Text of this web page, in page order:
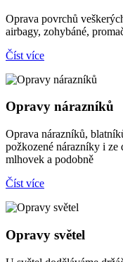
Oprava povrchů
airbagy, zohybáné,
Číst více
Opravy nárazníků
Oprava nárazníků,
požkozené nárazníky i
mlhovek a podobně
Číst více
Opravy světel